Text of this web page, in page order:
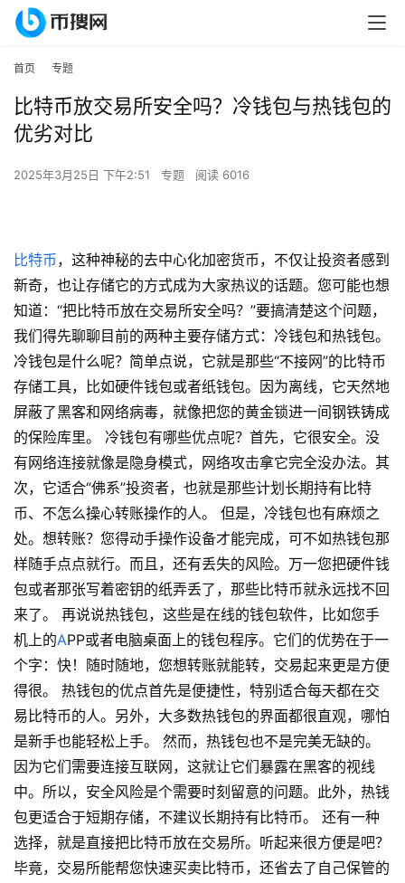
首页 专题
比特币放交易所安全吗？冷钱包与热钱包的
优劣对比
2025年3月25日 下午2:51 专题 阅读 6016
比特币，这种神秘的去中心化加密货币，不仅让投资者感到
新奇，也让存储它的方式成为大家热议的话题。您可能也想
知道：“把比特币放在交易所安全吗？”要搞清楚这个问题，
我们得先聊聊目前的两种主要存储方式：冷钱包和热钱包。
冷钱包是什么呢？简单点说，它就是那些“不接网”的比特币
存储工具，比如硬件钱包或者纸钱包。因为离线，它天然地
屏蔽了黑客和网络病毒，就像把您的黄金锁进一间钢铁铸成
的保险库里。 冷钱包有哪些优点呢？首先，它很安全。没
有网络连接就像是隐身模式，网络攻击拿它完全没办法。其
次，它适合“佛系”投资者，也就是那些计划长期持有比特
币、不怎么操心转账操作的人。 但是，冷钱包也有麻烦之
处。想转账？您得动手操作设备才能完成，可不如热钱包那
样随手点点就行。而且，还有丢失的风险。万一您把硬件钱
包或者那张写着密钥的纸弄丢了，那些比特币就永远找不回
来了。 再说说热钱包，这些是在线的钱包软件，比如您手
机上的APP或者电脑桌面上的钱包程序。它们的优势在于一
个字：快！随时随地，您想转账就能转，交易起来更是方便
得很。 热钱包的优点首先是便捷性，特别适合每天都在交
易比特币的人。另外，大多数热钱包的界面都很直观，哪怕
是新手也能轻松上手。 然而，热钱包也不是完美无缺的。
因为它们需要连接互联网，这就让它们暴露在黑客的视线
中。所以，安全风险是个需要时刻留意的问题。此外，热钱
包更适合于短期存储，不建议长期持有比特币。 还有一种
选择，就是直接把比特币放在交易所。听起来很方便是吧？
毕竟，交易所能帮您快速买卖比特币，还省去了自己保管的